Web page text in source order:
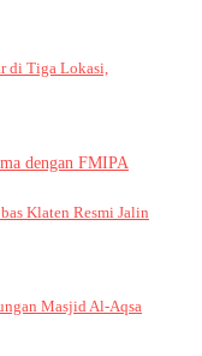
di Tiga Lokasi,
Klaten Resmi Jalin
Masjid Al-Aqsa